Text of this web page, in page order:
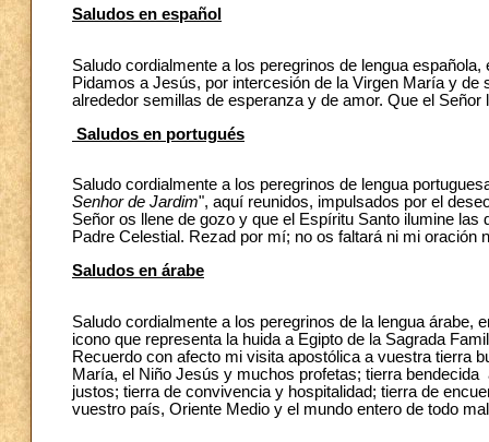
Saludos en español
Saludo cordialmente a los peregrinos de lengua
Pidamos a Jesús, por intercesión de la Virgen María y
alrededor semillas de esperanza y de amor. Que el
Saludos en portugués
Saludo cordialmente a los peregrinos de lengua
Senhor de Jardim", aquí reunidos, impulsados por el
Señor os llene de gozo y que el Espíritu Santo ilumine
Padre Celestial. Rezad por mí; no os faltará ni mi oración
Saludos en árabe
Saludo cordialmente a los peregrinos de la lengua árabe,
icono que representa la huida a Egipto de la Sagrada
Recuerdo con afecto mi visita apostólica a vuestra tierra
María, el Niño Jesús y muchos profetas; tierra
justos; tierra de convivencia y hospitalidad; tierra de
vuestro país, Oriente Medio y el mundo entero de todo